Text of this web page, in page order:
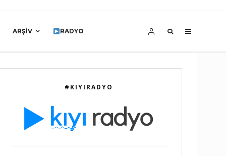
ARŞIV RADYO
#KIYIRADYO